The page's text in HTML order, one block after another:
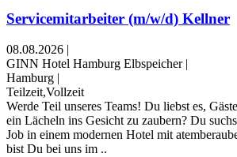
Servicemitarbeiter (m/w/d) Kellner
08.08.2026 |
GINN Hotel Hamburg Elbspeicher |
Hamburg |
Teilzeit,Vollzeit
Werde Teil unseres Teams! Du liebst es,
ein Lächeln ins Gesicht zu zaubern? Du
Job in einem modernen Hotel mit
bist Du bei uns im ..